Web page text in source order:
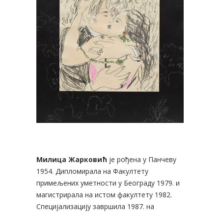
Милица Жарковић је рођена у Панчеву
1954. Дипломирала на Факултету
примељених уметности у Београду 1979. и
магистрирала на истом факултету 1982.
Специјализацију завршила 1987. на